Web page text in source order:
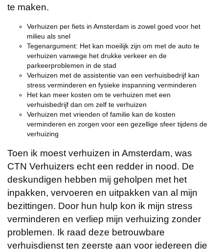
te maken.
Verhuizen per fiets in Amsterdam is zowel goed voor het
milieu als snel
Tegenargument: Het kan moeilijk zijn om met de auto te
verhuizen vanwege het drukke verkeer en de
parkeerproblemen in de stad
Verhuizen met de assistentie van een verhuisbedrijf kan
stress verminderen en fysieke inspanning verminderen
Het kan meer kosten om te verhuizen met een
verhuisbedrijf dan om zelf te verhuizen
Verhuizen met vrienden of familie kan de kosten
verminderen en zorgen voor een gezellige sfeer tijdens de
verhuizing
Toen ik moest verhuizen in Amsterdam, was
CTN Verhuizers echt een redder in nood. De
deskundigen hebben mij geholpen met het
inpakken, vervoeren en uitpakken van al mijn
bezittingen. Door hun hulp kon ik mijn stress
verminderen en verliep mijn verhuizing zonder
problemen. Ik raad deze betrouwbare
verhuisdienst ten zeerste aan voor iedereen die